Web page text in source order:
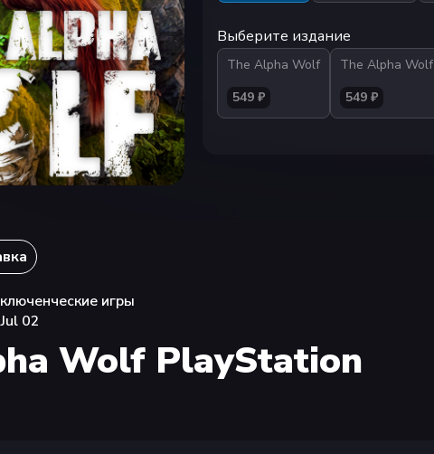
Выберите издание
The Alpha Wolf
549 ₽
The Alpha Wolf
549 ₽
игры
02
Wolf PlayStation